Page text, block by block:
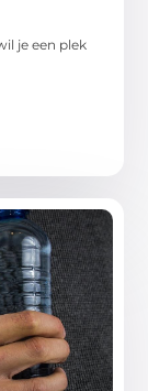
je een plek